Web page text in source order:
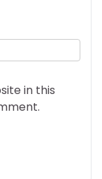
in this